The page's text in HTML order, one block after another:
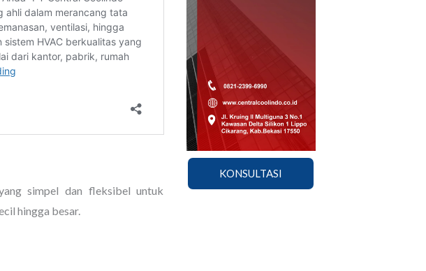
simpel dan fleksibel untuk
hingga besar.
KONSULTASI